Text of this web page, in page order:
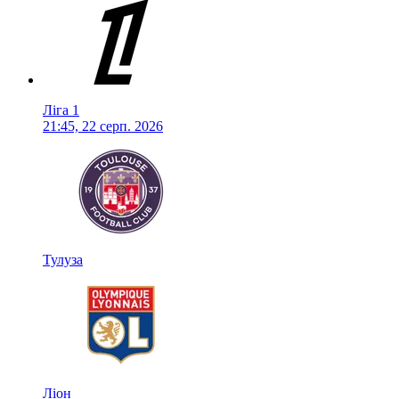
Ліга 1
21:45, 22 серп. 2026
Тулуза
Ліон